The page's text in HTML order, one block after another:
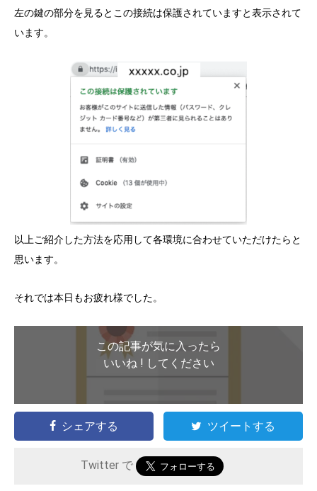
左の鍵の部分を見るとこの接続は保護されていますと表示されて
います。
以上ご紹介した方法を応用して各環境に合わせていただけたらと
思います。
それでは本日もお疲れ様でした。
この記事が気に入ったら
いいね ! してください
シェアする ツイートする
Twitter で